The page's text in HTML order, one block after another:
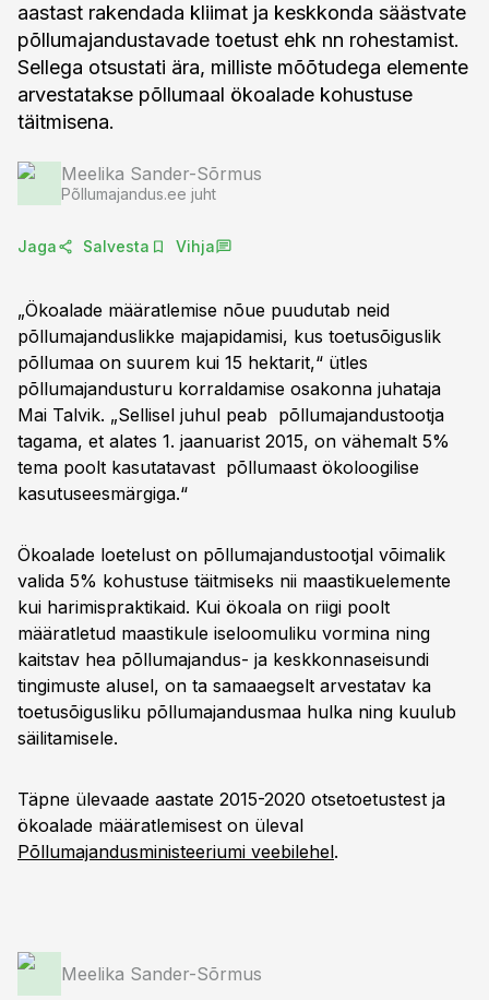
aastast rakendada kliimat ja keskkonda säästvate
põllumajandustavade toetust ehk nn rohestamist.
Sellega otsustati ära, milliste mõõtudega elemente
arvestatakse põllumaal ökoalade kohustuse
täitmisena.
Meelika Sander-Sõrmus
Põllumajandus.ee juht
Jaga Salvesta Vihja
„Ökoalade määratlemise nõue puudutab neid
põllumajanduslikke majapidamisi, kus toetusõiguslik
põllumaa on suurem kui 15 hektarit,“ ütles
põllumajandusturu korraldamise osakonna juhataja
Mai Talvik. „Sellisel juhul peab põllumajandustootja
tagama, et alates 1. jaanuarist 2015, on vähemalt 5%
tema poolt kasutatavast põllumaast ökoloogilise
kasutuseesmärgiga.“
Ökoalade loetelust on põllumajandustootjal võimalik
valida 5% kohustuse täitmiseks nii maastikuelemente
kui harimispraktikaid. Kui ökoala on riigi poolt
määratletud maastikule iseloomuliku vormina ning
kaitstav hea põllumajandus- ja keskkonnaseisundi
tingimuste alusel, on ta samaaegselt arvestatav ka
toetusõigusliku põllumajandusmaa hulka ning kuulub
säilitamisele.
Täpne ülevaade aastate 2015-2020 otsetoetustest ja
ökoalade määratlemisest on üleval
Põllumajandusministeeriumi veebilehel.
Meelika Sander-Sõrmus